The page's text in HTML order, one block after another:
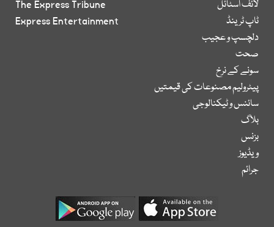
لائف اسٹائل
ٹاپ ٹرینڈ
دلچسپ و عجیب
صحت
سونے کے نرخ
پیٹرولیم مصنوعات کی قیمتیں
سائنس و ٹیکنالوجی
بلاگ
بزنس
ویڈیوز
جرائم
The Express Tribune
Express Entertainment